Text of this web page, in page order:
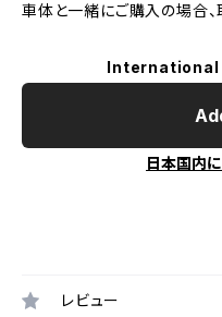
車体と一緒にご購入の場合、
International
日本国内
レビュー